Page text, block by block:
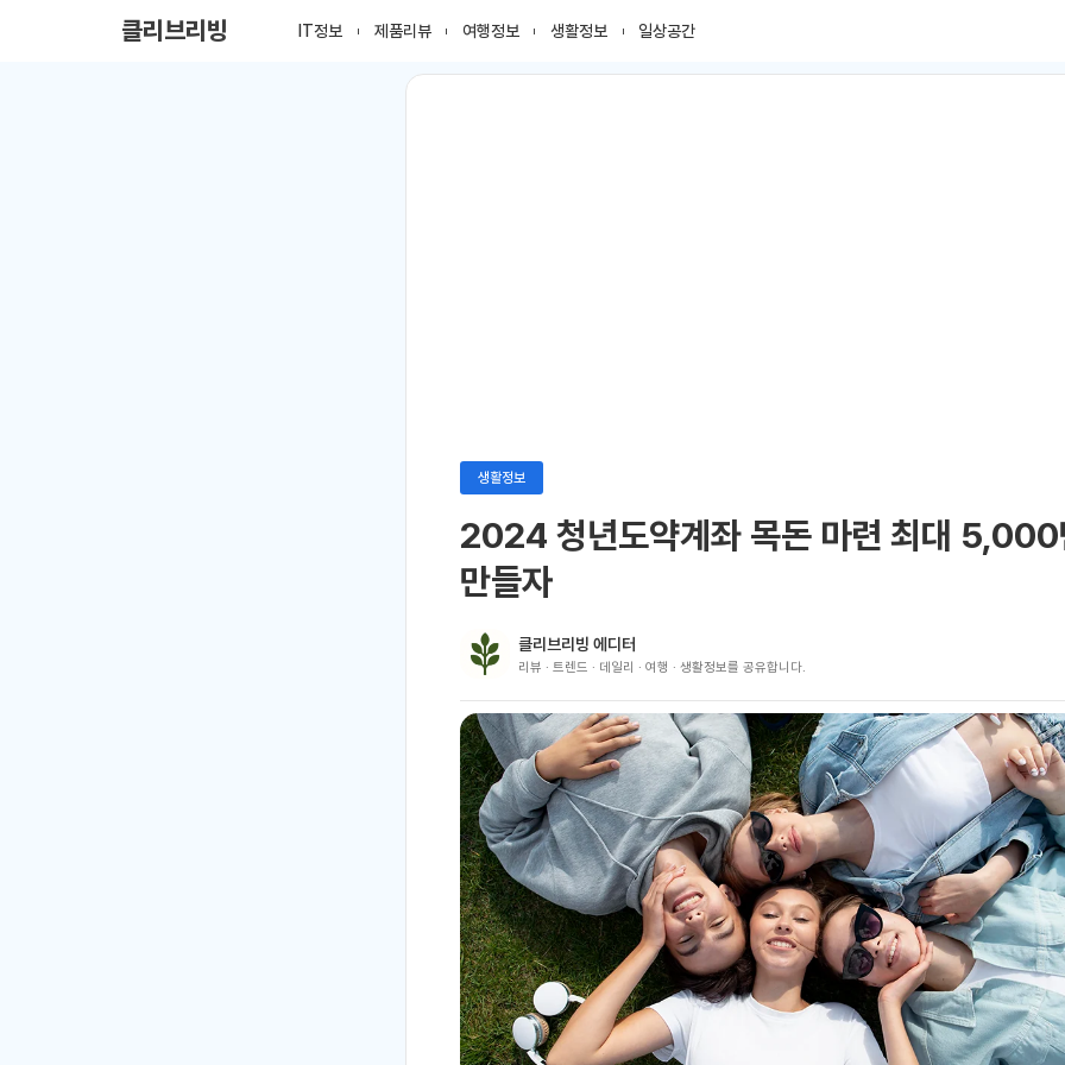
클리브리빙 IT정보 제품리뷰 여행정보 생활정보 일상공간
생활정보
2024 청년도약계좌 목돈 마련 최대 5,000
만들자
클리브리빙 에디터
리뷰 · 트렌드 · 데일리 · 여행 · 생활정보를 공유합니다.